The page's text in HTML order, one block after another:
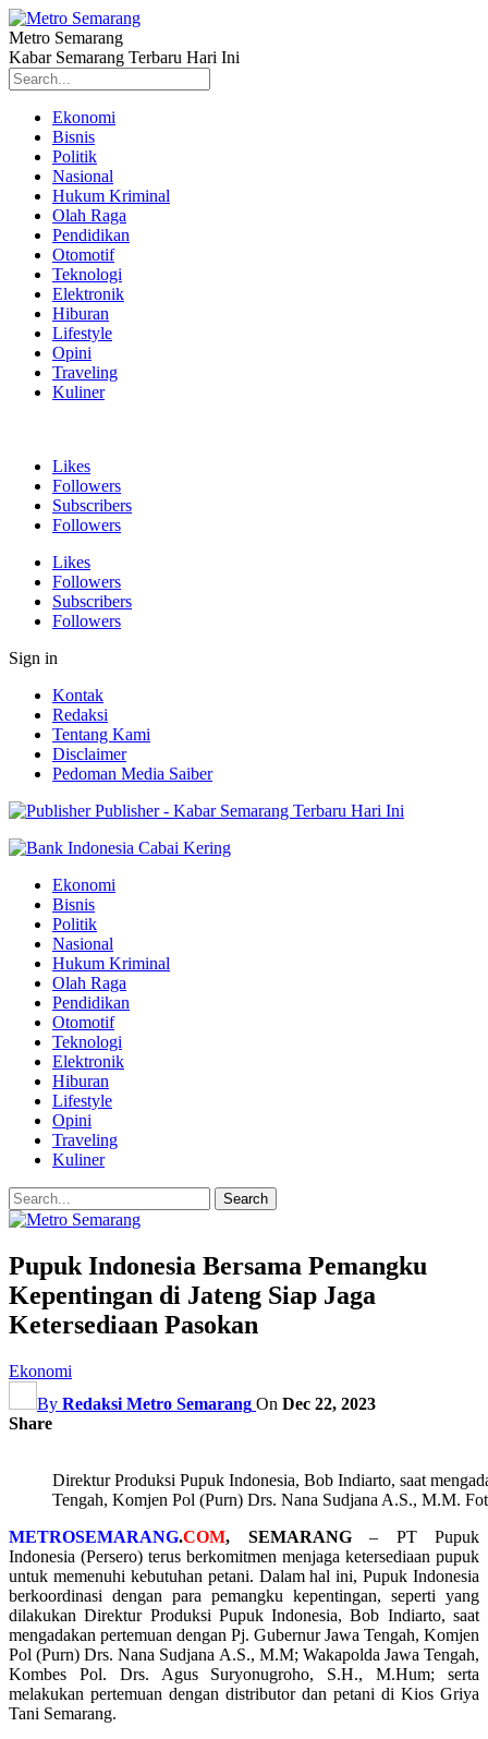
Metro Semarang
Kabar Semarang Terbaru Hari Ini
Ekonomi
Bisnis
Politik
Nasional
Hukum Kriminal
Olah Raga
Pendidikan
Otomotif
Teknologi
Elektronik
Hiburan
Lifestyle
Opini
Traveling
Kuliner
Likes
Followers
Subscribers
Followers
Likes
Followers
Subscribers
Followers
Sign in
Kontak
Redaksi
Tentang Kami
Disclaimer
Pedoman Media Saiber
Publisher - Kabar Semarang Terbaru Hari Ini
Ekonomi
Bisnis
Politik
Nasional
Hukum Kriminal
Olah Raga
Pendidikan
Otomotif
Teknologi
Elektronik
Hiburan
Lifestyle
Opini
Traveling
Kuliner
Pupuk Indonesia Bersama Pemangku
Kepentingan di Jateng Siap Jaga
Ketersediaan Pasokan
Ekonomi
By Redaksi Metro Semarang On Dec 22, 2023
Share
Direktur Produksi Pupuk Indonesia, Bob Indiarto, saat
Tengah, Komjen Pol (Purn) Drs. Nana Sudjana A.S., M.M.
METROSEMARANG.COM, SEMARANG– PT Pupuk
Indonesia (Persero) terus berkomitmen menjaga ketersediaan pupuk
untuk memenuhi kebutuhan petani. Dalam hal ini, Pupuk Indonesia
berkoordinasi dengan para pemangku kepentingan, seperti yang
dilakukan Direktur Produksi Pupuk Indonesia, Bob Indiarto, saat
mengadakan pertemuan dengan Pj. Gubernur Jawa Tengah, Komjen
Pol (Purn) Drs. Nana Sudjana A.S., M.M; Wakapolda Jawa Tengah,
Kombes Pol. Drs. Agus Suryonugroho, S.H., M.Hum; serta
melakukan pertemuan dengan distributor dan petani di Kios Griya
Tani Semarang.